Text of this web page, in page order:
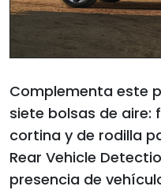
Complementa este
siete bolsas de aire:
cortina y de rodilla
Rear Vehicle
presencia de